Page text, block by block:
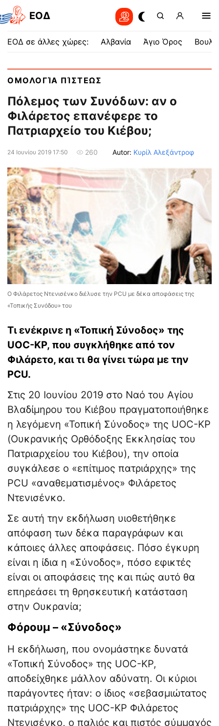
EOΔ
ΕΟΔ σε άλλες χώρες: Αλβανία Άγιο Όρος
ΟΜΟΛΟΓΊΑ ΠΊΣΤΕΩΣ
Πόλεμος των Συνόδων: αν ο
Φιλάρετος επανέφερε το
Πατριαρχείο του Κιέβου;
24 Ιουνίου 2019 17:50 260 Autor: Κυρίλ Αλεξάντροφ
Ο Φιλάρετος Ντενισένκο διέλυσε την PCU με δέκα αποφάσεις της
«Τοπικής Συνόδου» του
Τι ενέκρινε η «Τοπική Σύνοδος» της
UOC-KP, που συγκλήθηκε από τον
Φιλάρετο, και τι θα γίνει τώρα με την
PCU.
Στις 20 Ιουνίου 2019 στο Ναό του Αγίου
Βλαδίμηρου του Κιέβου πραγματοποιήθηκε
η λεγόμενη «Τοπική Σύνοδος» της UOC-KP
(Ουκρανικής Ορθόδοξης Εκκλησίας του
Πατριαρχείου του Κιέβου), την οποία
συγκάλεσε ο «επίτιμος πατριάρχης» της
PCU «αναθεματισμένος» Φιλάρετος
Ντενισένκο.
Σε αυτή την εκδήλωση υιοθετήθηκε
απόφαση των δέκα παραγράφων και
κάποιες άλλες αποφάσεις. Πόσο έγκυρη
είναι η ίδια η «Σύνοδος», πόσο εφικτές
είναι οι αποφάσεις της και πώς αυτό θα
επηρεάσει τη θρησκευτική κατάσταση
στην Ουκρανία;
Φόρουμ – «Σύνοδος»
Η εκδήλωση, που ονομάστηκε δυνατά
«Τοπική Σύνοδος» της UOC-KP,
αποδείχθηκε μάλλον αδύνατη. Οι κύριοι
παράγοντες ήταν: ο ίδιος «σεβασμιώτατος
πατριάρχης» της UOC-KP Φιλάρετος
Ντενισένκο, ο παλιός και πιστός σύμμαχός